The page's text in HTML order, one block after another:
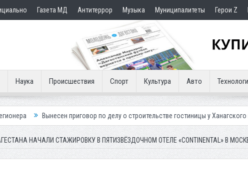
Газета МД Антитеррор Музыка Муниципалитеты Герои Z
Наука Происшествия Спорт Культура Авто
приговор по делу о строительстве гостиницы у Ханагского водопада
НАЧАЛИ СТАЖИРОВКУ В ПЯТИЗВЁЗДОЧНОМ ОТЕЛЕ «CONTINENTAL» В